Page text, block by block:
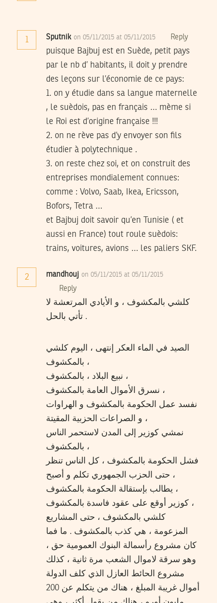
1 Sputnik on 05/11/2015 at 05/11/2015 Reply
puisque Bajbuj est en Suède, petit pays
par le nb d’ habitants, il doit y prendre
des leçons sur l’économie de ce pays:
1. on y étudie dans sa langue maternelle
, le suèdois, pas en français … mème si
le Roi est d’origine française !!!
2. on ne rève pas d’y envoyer son fils
étudier à polytechnique .
3. on reste chez soi, et on construit des
entreprises mondialement connues:
comme : Volvo, Saab, Ikea, Ericsson,
Bofors, Tetra …
et Bajbuj doit savoir qu’en Tunisie ( et
aussi en France) tout roule suèdois:
trains, voitures, avions … les paliers SKF.
2 mandhouj on 05/11/2015 at 05/11/2015
Reply
كلشي بالمكشوف ، و الأيادي المرتعشة لا
تأتي بالحل .
الصيد في الماء العكر إنتهى ، اليوم كلشي
بالمكشوف ،
نبيع البلاد ، بالمكشوف ،
نسرق الأموال العامة بالمكشوف ،
نفسد عمل الحكومة بالمكشوف و الهراوات
و الصراعات الحزبية المقيتة ،
نمشي كوزير إلى المدن لاستحمر الناس
بالمكشوف ،
فشل الحكومة بالمكشوف ، كل الناس تنظر
، حتى الحزب الجمهوري تكلم و أصبح
يطالب بإستقالة الحكومة بالمكشوف ،
كوزير أوقع على عقود فاسدة بالمكشوف ،
كلشي بالمكشوف ، حتى المشاريع
المزعومة ، هي كذب بالمكشوف . ما فما
كان مشروع رأسمالة البنوك العمومية حق ،
وهو سرقة لاموال الشعب مرة ثانية ، كذلك
مشروع الحائط العازل الذي كلف الدولة
أموال غريبة المبلغ ، هناك من يتكلم عن 200